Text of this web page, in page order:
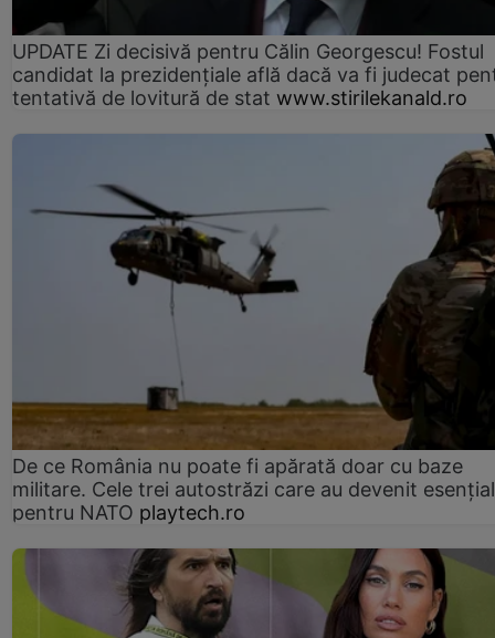
UPDATE Zi decisivă pentru Călin Georgescu! Fostul
candidat la prezidențiale află dacă va fi judecat
tentativă de lovitură de stat www.stirilekanald.ro
De ce România nu poate fi apărată doar cu baze
militare. Cele trei autostrăzi care au devenit
pentru NATO playtech.ro